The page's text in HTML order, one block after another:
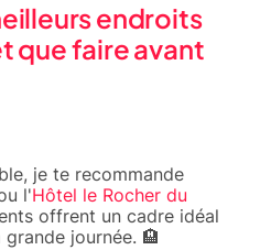
endroits
que faire avant
je te recommande
l'Hôtel le Rocher du
offrent un cadre idéal
journée. 🏨